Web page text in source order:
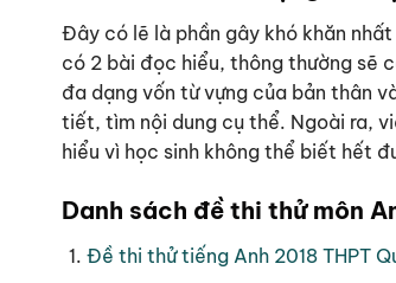
Đây có lẽ là phần gây khó khăn
có 2 bài đọc hiểu, thông thường sẽ
đa dạng vốn từ vựng của bản thân
tiết, tìm nội dung cụ thể. Ngoài ra,
hiểu vì học sinh không thể biết hết
Danh sách đề thi thử môn
Đề thi thử tiếng Anh 2018 THPT